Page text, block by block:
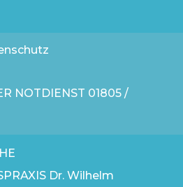
NOTDIENST 01805 /
Dr. Wilhelm